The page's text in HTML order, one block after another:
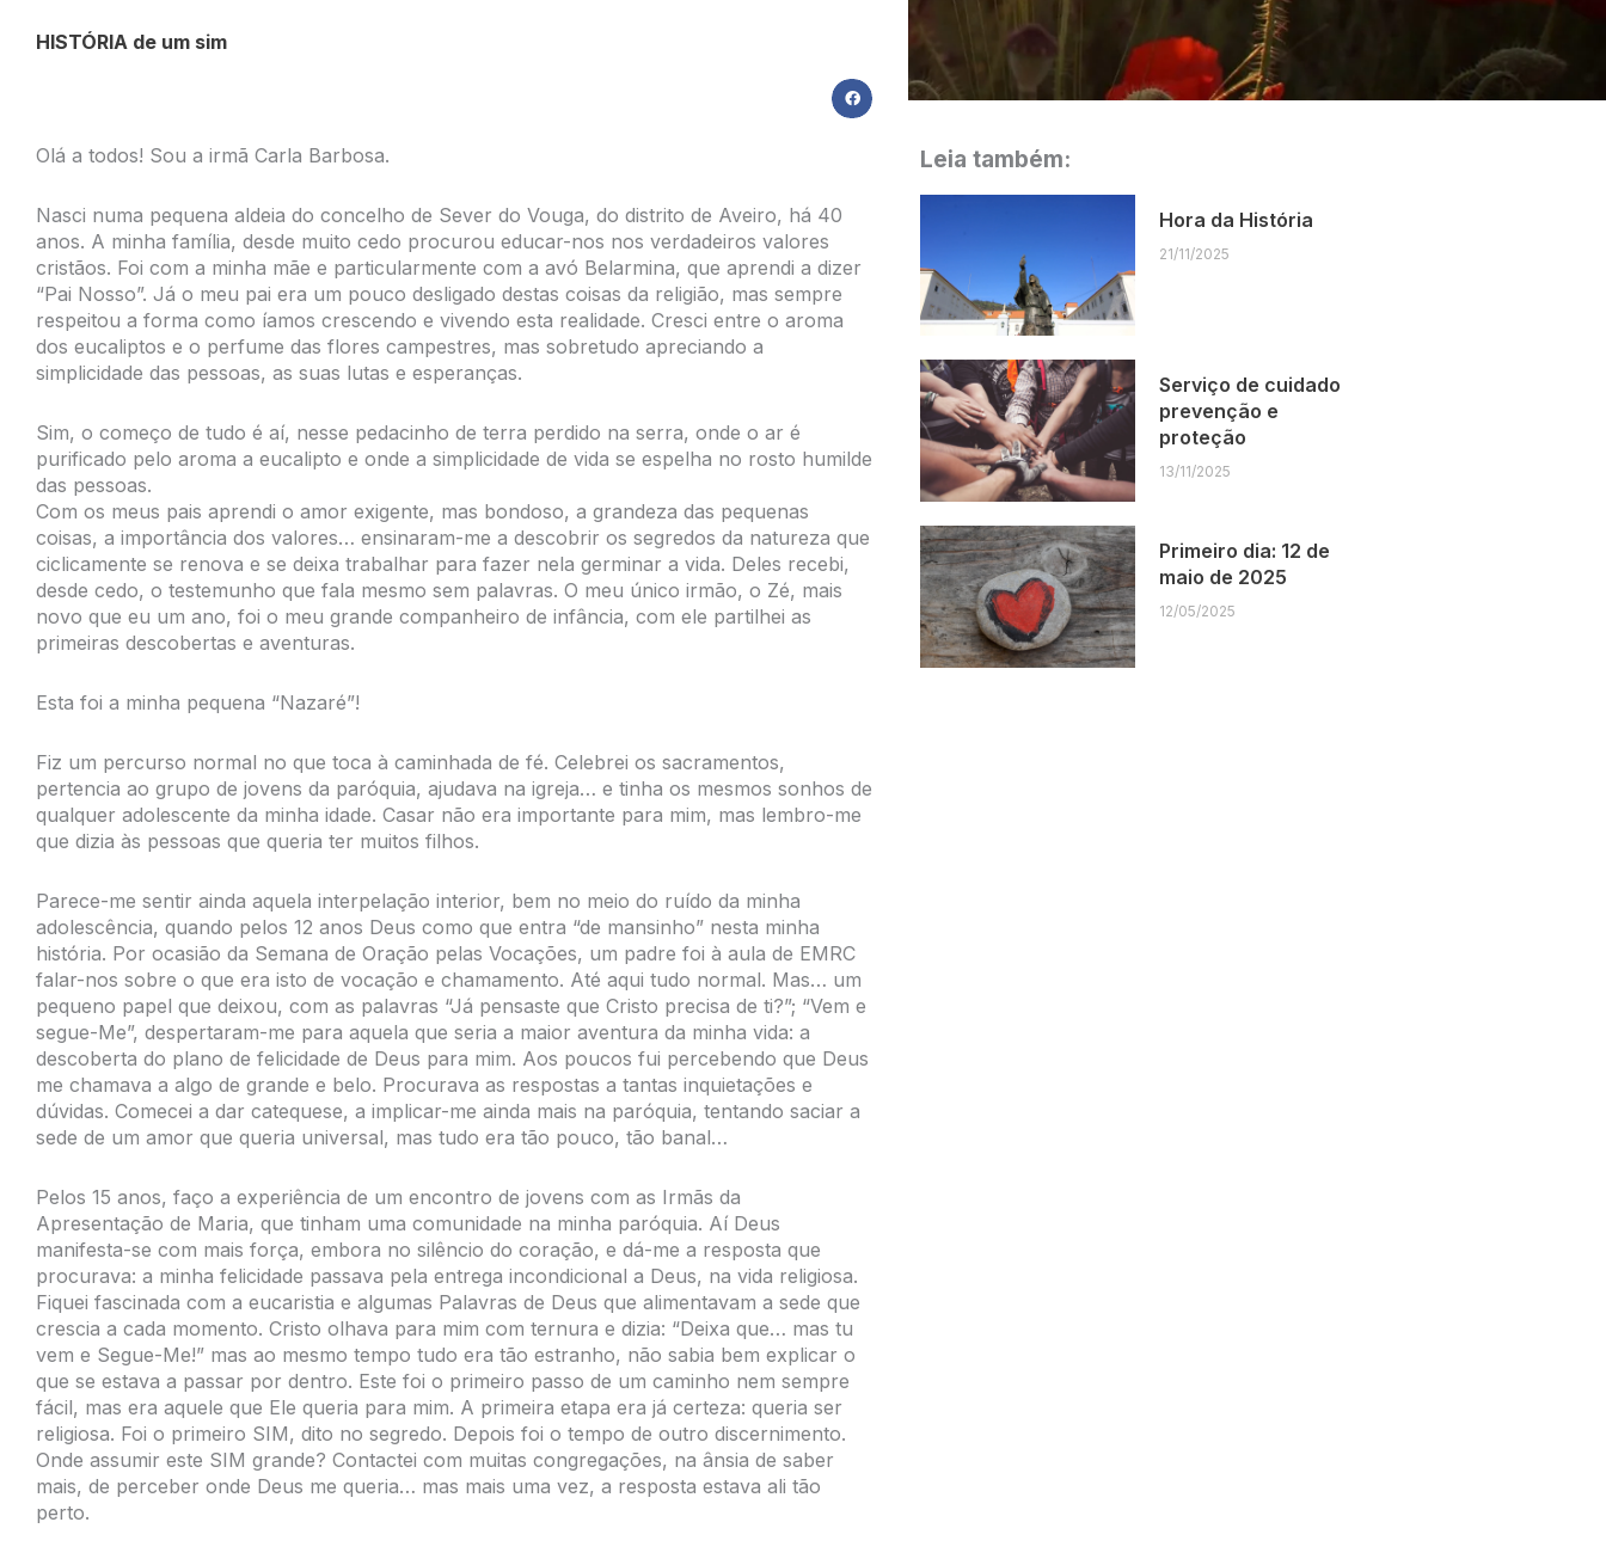
HISTÓRIA de um sim
Olá a todos! Sou a irmã Carla Barbosa.
Nasci numa pequena aldeia do concelho de Sever do Vouga, do distrito de Aveiro, há 40
anos. A minha família, desde muito cedo procurou educar-nos nos verdadeiros valores
cristãos. Foi com a minha mãe e particularmente com a avó Belarmina, que aprendi a dizer
“Pai Nosso”. Já o meu pai era um pouco desligado destas coisas da religião, mas sempre
respeitou a forma como íamos crescendo e vivendo esta realidade. Cresci entre o aroma
dos eucaliptos e o perfume das flores campestres, mas sobretudo apreciando a
simplicidade das pessoas, as suas lutas e esperanças.
Sim, o começo de tudo é aí, nesse pedacinho de terra perdido na serra, onde o ar é
purificado pelo aroma a eucalipto e onde a simplicidade de vida se espelha no rosto humilde
das pessoas.
Com os meus pais aprendi o amor exigente, mas bondoso, a grandeza das pequenas
coisas, a importância dos valores… ensinaram-me a descobrir os segredos da natureza que
ciclicamente se renova e se deixa trabalhar para fazer nela germinar a vida. Deles recebi,
desde cedo, o testemunho que fala mesmo sem palavras. O meu único irmão, o Zé, mais
novo que eu um ano, foi o meu grande companheiro de infância, com ele partilhei as
primeiras descobertas e aventuras.
Esta foi a minha pequena “Nazaré”!
Fiz um percurso normal no que toca à caminhada de fé. Celebrei os sacramentos,
pertencia ao grupo de jovens da paróquia, ajudava na igreja… e tinha os mesmos sonhos de
qualquer adolescente da minha idade. Casar não era importante para mim, mas lembro-me
que dizia às pessoas que queria ter muitos filhos.
Parece-me sentir ainda aquela interpelação interior, bem no meio do ruído da minha
adolescência, quando pelos 12 anos Deus como que entra “de mansinho” nesta minha
história. Por ocasião da Semana de Oração pelas Vocações, um padre foi à aula de EMRC
falar-nos sobre o que era isto de vocação e chamamento. Até aqui tudo normal. Mas… um
pequeno papel que deixou, com as palavras “Já pensaste que Cristo precisa de ti?”; “Vem e
segue-Me”, despertaram-me para aquela que seria a maior aventura da minha vida: a
descoberta do plano de felicidade de Deus para mim. Aos poucos fui percebendo que Deus
me chamava a algo de grande e belo. Procurava as respostas a tantas inquietações e
dúvidas. Comecei a dar catequese, a implicar-me ainda mais na paróquia, tentando saciar a
sede de um amor que queria universal, mas tudo era tão pouco, tão banal…
Pelos 15 anos, faço a experiência de um encontro de jovens com as Irmãs da
Apresentação de Maria, que tinham uma comunidade na minha paróquia. Aí Deus
manifesta-se com mais força, embora no silêncio do coração, e dá-me a resposta que
procurava: a minha felicidade passava pela entrega incondicional a Deus, na vida religiosa.
Fiquei fascinada com a eucaristia e algumas Palavras de Deus que alimentavam a sede que
crescia a cada momento. Cristo olhava para mim com ternura e dizia: “Deixa que… mas tu
vem e Segue-Me!” mas ao mesmo tempo tudo era tão estranho, não sabia bem explicar o
que se estava a passar por dentro. Este foi o primeiro passo de um caminho nem sempre
fácil, mas era aquele que Ele queria para mim. A primeira etapa era já certeza: queria ser
religiosa. Foi o primeiro SIM, dito no segredo. Depois foi o tempo de outro discernimento.
Onde assumir este SIM grande? Contactei com muitas congregações, na ânsia de saber
mais, de perceber onde Deus me queria… mas mais uma vez, a resposta estava ali tão
perto.
Leia também:
Hora da História
21/11/2025
Serviço de cuidado
prevenção e
proteção
13/11/2025
Primeiro dia: 12 de
maio de 2025
12/05/2025